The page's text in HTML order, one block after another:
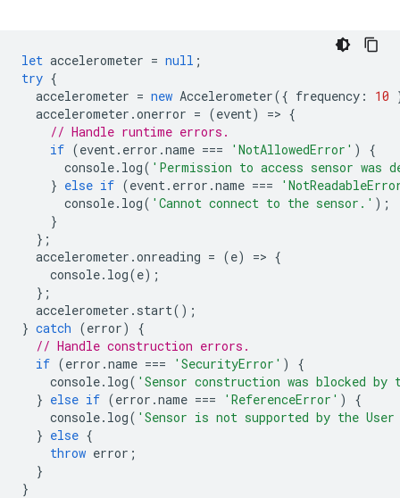
let accelerometer = null ;
try {
accelerometer = new Accelerometer({ frequency : 10
accelerometer .onerror = (event) => {
// Handle runtime errors.
if (event. error .name === 'NotAllowedError' )
{
console. log( 'Permission to access sensor was
} else if (event. error .name ===
console. log( 'Cannot connect to the sensor.' );
}
};
accelerometer .onreading = (e) => {
console. log(e);
};
accelerometer . start();
} catch (error)
{
// Handle construction errors.
if (error .name === 'SecurityError' )
{
console. log( 'Sensor construction was blocked
} else if (error .name === 'ReferenceError' )
{
console. log( 'Sensor is not supported by the
} else {
throw error ;
}
}